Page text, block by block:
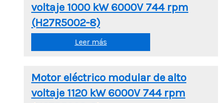
voltaje 1000 kW 6000V 744 rpm
(H27R5002-8)
Leer más
Motor eléctrico modular de alto
voltaje 1120 kW 6000V 744 rpm